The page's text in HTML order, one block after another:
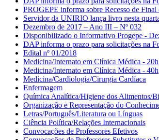
PROGEPE informa sobre Recesso de Final
Servidor da UNIRIO lança livro nesta
Dezembro de 2017 – Ano III – Nº 032
Disponibilizado o Informativo Progepe -
DAP informa o prazo para solicitações na
Edital nº 01/2018
Medicina/Internato em Clínica Médica - 20h
Medicina/Internato em Clínica Médica - 40h
Medicina/Cardiologia/Cirurgia Cardíaca
Enfermagem
Química Analítica/Higiene dos Alimentos/
Organização e Representação do
Letras/Português/Literatura ou Línguas
Ciência Política/Relações Internacionais
Convocações de Professores Efetivos